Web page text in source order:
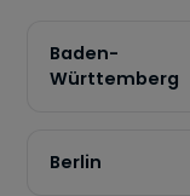
Baden-
Württemberg
Berlin